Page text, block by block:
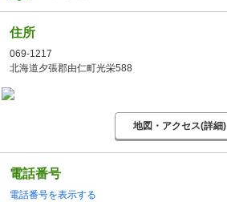
住所
069-1217
北海道夕張郡由仁町光栄588
地図・アクセス(詳細)
電話番号
電話番号を表示する